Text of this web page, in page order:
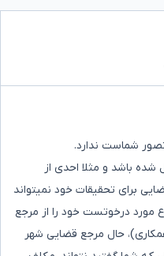
شماست ندارد.
باشد و مثلا احدی از
برای تحقیقات خود نمیتواند
مورد درخوتست خود را از مرجع
حال مرجع قضایی شهر